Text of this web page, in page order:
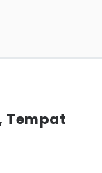
Tempat